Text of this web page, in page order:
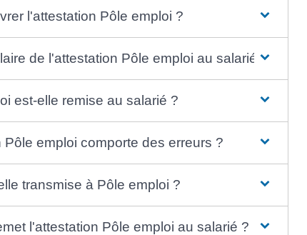
l'attestation Pôle emploi ?
de l'attestation Pôle emploi au salarié ?
est-elle remise au salarié ?
emploi comporte des erreurs ?
transmise à Pôle emploi ?
l'attestation Pôle emploi au salarié ?